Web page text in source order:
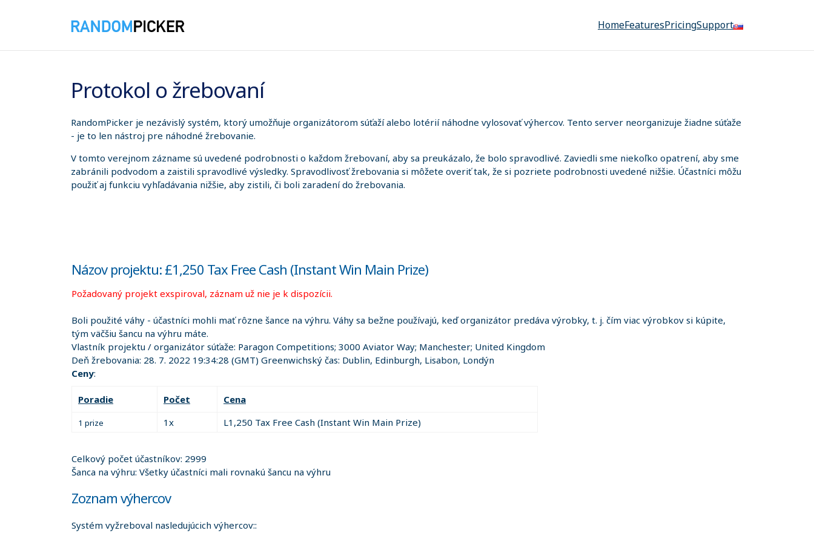
HomeFeaturesPricingSupport
Protokol o žrebovaní
RandomPicker je nezávislý systém, ktorý umožňuje organizátorom súťaží alebo lotérií náhodne vylosovať výhercov. Tento server neorganizuje žiadne súťaže
- je to len nástroj pre náhodné žrebovanie.
V tomto verejnom zázname sú uvedené podrobnosti o každom žrebovaní, aby sa preukázalo, že bolo spravodlivé. Zaviedli sme niekoľko opatrení, aby sme
zabránili podvodom a zaistili spravodlivé výsledky. Spravodlivosť žrebovania si môžete overiť tak, že si pozriete podrobnosti uvedené nižšie. Účastníci môžu
použiť aj funkciu vyhľadávania nižšie, aby zistili, či boli zaradení do žrebovania.
Názov projektu: £1,250 Tax Free Cash (Instant Win Main Prize)
Požadovaný projekt exspiroval, záznam už nie je k dispozícii.
Boli použité váhy - účastníci mohli mať rôzne šance na výhru. Váhy sa bežne používajú, keď organizátor predáva výrobky, t. j. čím viac výrobkov si kúpite,
tým väčšiu šancu na výhru máte.
Vlastník projektu / organizátor súťaže: Paragon Competitions; 3000 Aviator Way; Manchester; United Kingdom
Deň žrebovania: 28. 7. 2022 19:34:28 (GMT) Greenwichský čas: Dublin, Edinburgh, Lisabon, Londýn
Ceny:
Poradie Počet Cena
1 prize 1x L1,250 Tax Free Cash (Instant Win Main Prize)
Celkový počet účastníkov: 2999
Šanca na výhru: Všetky účastníci mali rovnakú šancu na výhru
Zoznam výhercov
Systém vyžreboval nasledujúcich výhercov::